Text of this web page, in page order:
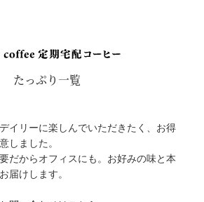
たっぷり一覧
イリーに楽しんでいただきたく、お得
しました。
だからオフィスにも。お好みの味と本
届けします。